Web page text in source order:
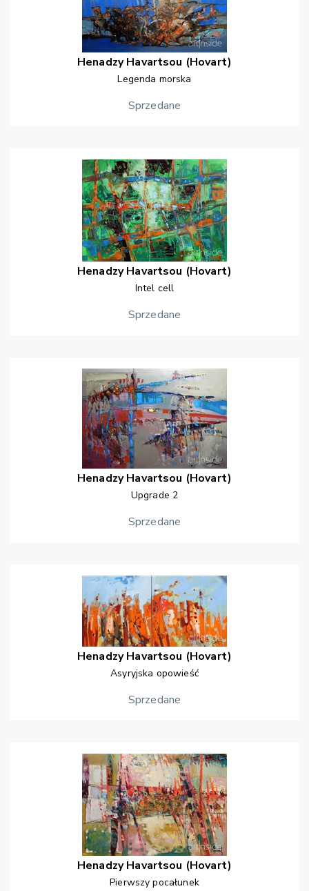
Henadzy Havartsou (Hovart)
Legenda morska
Sprzedane
Henadzy Havartsou (Hovart)
Intel cell
Sprzedane
Henadzy Havartsou (Hovart)
Upgrade 2
Sprzedane
Henadzy Havartsou (Hovart)
Asyryjska opowieść
Sprzedane
Henadzy Havartsou (Hovart)
Pierwszy pocałunek